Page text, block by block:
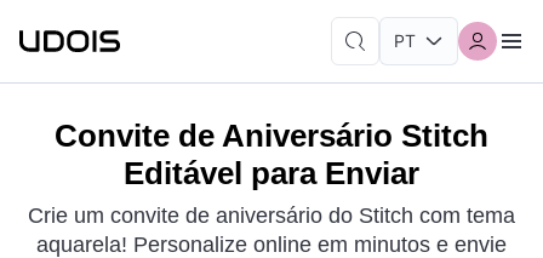
Convite de Aniversário Stitch
Editável para Enviar
Crie um convite de aniversário do Stitch com tema
aquarela! Personalize online em minutos e envie